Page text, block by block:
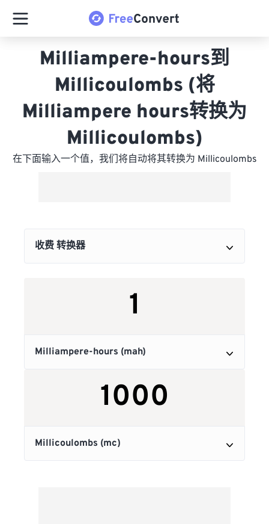
Milliampere-hours到
Millicoulombs (将
Milliampere hours转换为
Millicoulombs)
在下面输入一个值，我们将自动将其转换为 Millicoulombs